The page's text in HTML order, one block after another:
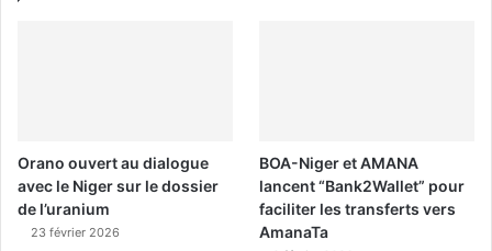
Orano ouvert au dialogue
avec le Niger sur le dossier
de l’uranium
23 février 2026
BOA-Niger et AMANA
lancent “Bank2Wallet” pour
faciliter les transferts vers
AmanaTa